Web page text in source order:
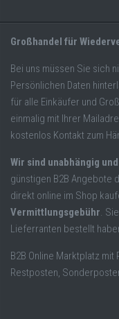
Großhandel für
Bei uns müssen Sie sich
Persönlichen Daten
für alle Einkäufer und
einmalig mit Ihrer
kostenlos Kontakt zum
Wir sind unabhängig
günstigen B2B Angebote
direkt online im Shop
Vermittlungsgebühr.
Lieferranten bestellt
B2B Online Marktplatz
Restposten,